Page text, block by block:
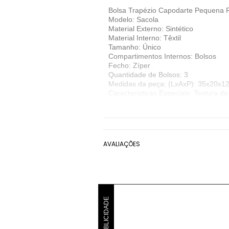
Bolsa Trapézio Capodarte Pequena
Modelo: Sacola
Material Externo: Sintético
Material Interno: Têxtil
Tamanho: Único
Compartimentos Internos: Bolsos
Fecho: Zíper
Quantidade de Bolsos: 3
Medidas da peça: (LxAxP):
Características Especiais: Textura
AVALIAÇÕES
PUBLICIDADE